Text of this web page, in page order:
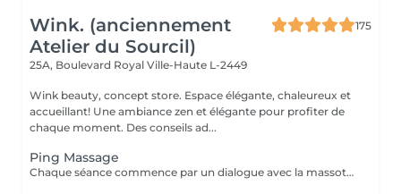
Wink. (anciennement
Atelier du Sourcil)
175
25A, Boulevard Royal Ville-Haute L-2449
Wink beauty, concept store. Espace élégante, chaleureux et
accueillant! Une ambiance zen et élégante pour profiter de
chaque moment. Des conseils ad...
Ping Massage
Chaque séance commence par un dialogue avec la massothérapeute, pour comprendre vos besoins et créer une séance sur-mesure.